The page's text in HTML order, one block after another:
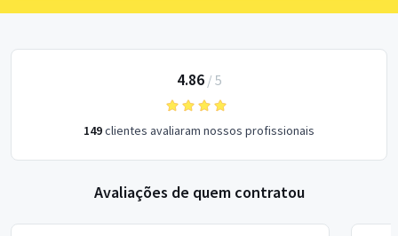
4.86/ 5
149clientes avaliaram nossos profissionais
Avaliações de quem contratou